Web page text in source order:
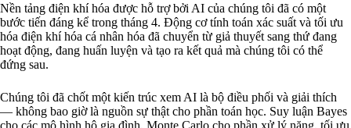
Nền tảng điện khí hóa được hỗ trợ bởi AI của chúng tôi đã có một
bước tiến đáng kể trong tháng 4. Động cơ tính toán xác suất và tối ưu
hóa điện khí hóa cá nhân hóa đã chuyển từ giả thuyết sang thứ đang
hoạt động, đang huấn luyện và tạo ra kết quả mà chúng tôi có thể
đứng sau.
Chúng tôi đã chốt một kiến trúc xem AI là bộ điều phối và giải thích
— không bao giờ là nguồn sự thật cho phần toán học. Suy luận Bayes
cho các mô hình hộ gia đình, Monte Carlo cho phần xử lý nặng, tối ưu